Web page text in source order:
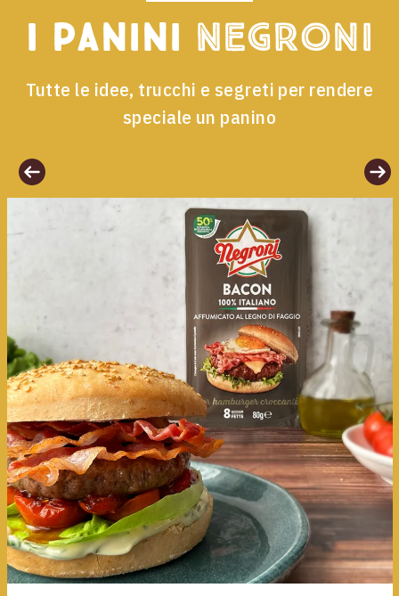
I panini Negroni
Tutte le idee, trucchi e segreti per rendere
speciale un panino